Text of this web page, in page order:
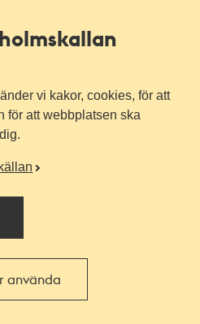
vi kakor, cookies, för att
för att webbplatsen ska
använda